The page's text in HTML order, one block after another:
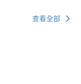
查看全部